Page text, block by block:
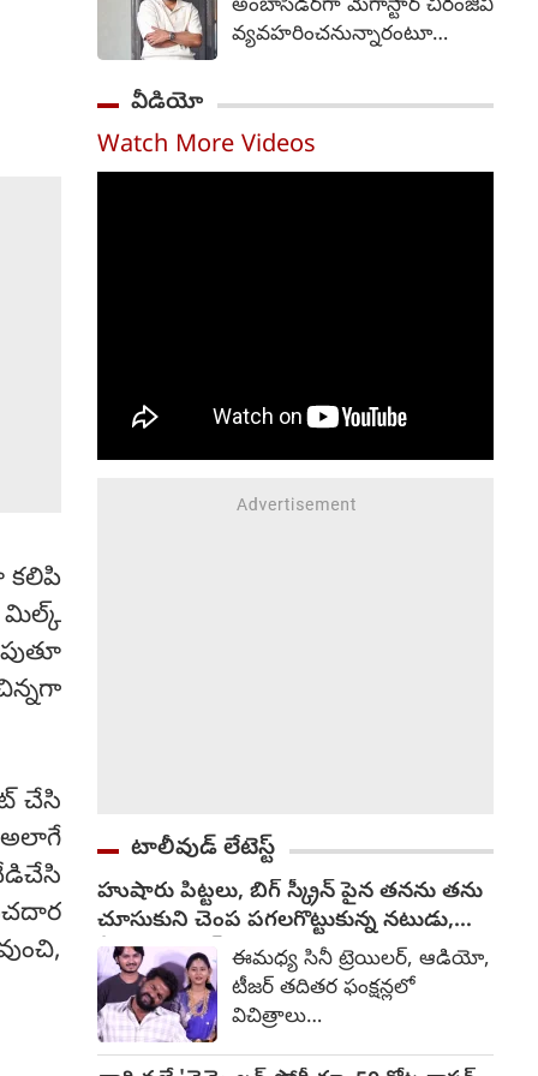
కలిపి
మిల్క్
చేసి
అలాగే
ప్రారంభించేందుకు సంబంధించిన
షెడ్యూల్‌కు ముఖ్యమంత్రి
నీటిపారుదల, పౌర సరఫరాల
శాఖ మంత్రి ఎన్. ఉత్తమ్ కుమార్
అసెంబ్లీ నియోజకవర్గాల్లో ఇలాంటి
అంబాసిడర్‌గా మెగాస్టార్ చిరంజీవి
వ్యవహరించనున్నారంటూ
నిరాధారమైనవి" అని పేర్కొన్న ఆ
బృందం, ధృవీకరించని
అంతకుముందు, చిరంజీవి రాష్ట్ర
నియమించే విషయాన్ని
ఆంధ్రప్రదేశ్ ప్రభుత్వం
వీడియో
Watch More Videos
టాలీవుడ్ లేటెస్ట్
హుషారు పిట్టలు, బిగ్ స్క్రీన్ పైన తనను తను
చూసుకుని చెంప పగలగొట్టుకున్న నటుడు,
వీడియో వైరల్ ఈమధ్య సినీ ట్రెయిలర్, ఆడియో,
టీజర్ తదితర ఫంక్షన్లలో
విచిత్రాలు